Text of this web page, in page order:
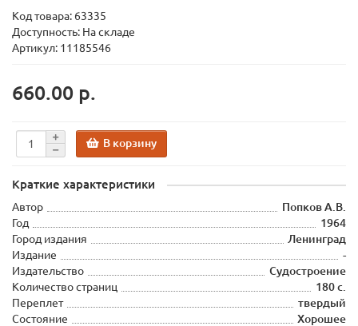
Код товара: 63335
Доступность: На складе
Артикул: 11185546
660.00 р.
В корзину
Краткие характеристики
Автор
Попков А.В.
Год
1964
Город издания
Ленинград
Издание
-
Издательство
Судостроение
Количество страниц
180 с.
Переплет
твердый
Состояние
Хорошее